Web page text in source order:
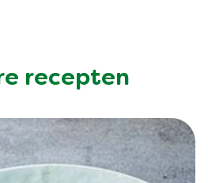
recepten